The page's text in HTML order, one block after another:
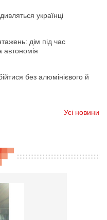
українці
дім під час
автономія
без алюмінієвого й
Усі новини